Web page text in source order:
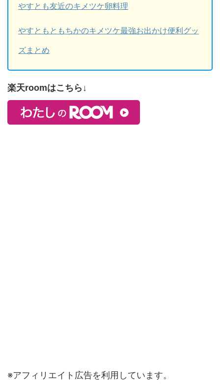
やすとも友近のキメツケ卵料理
やすともともちかのキメツケ最強お出かけ便利グッ
ズまとめ
楽天roomはこちら↓
※アフィリエイト広告を利用しています。